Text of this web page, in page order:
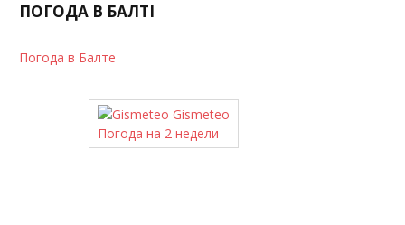
ПОГОДА В БАЛТІ
Погода в Балте
Gismeteo
Погода на 2 недели